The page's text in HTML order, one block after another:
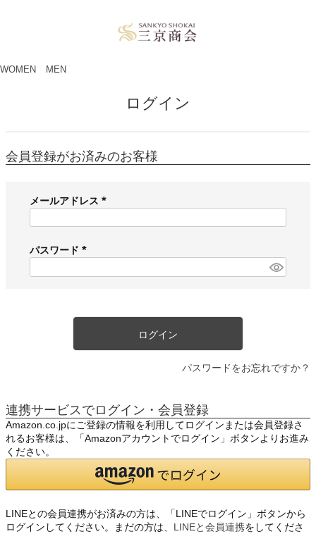
WOMEN MEN
ログイン
会員登録がお済みのお客様
メールアドレス
必
)
パスワード
必
ログイン
パスワードをお忘れですか？
連携サービスでログイン・会員登録
Amazon.co.jpにご登録の情報を利用してログインまたは会員登録さ
れるお客様は、「Amazonアカウントでログイン」ボタンよりお進み
ください。
LINEとの会員連携がお済みの方は、「LINEでログイン」ボタンから
ログインしてください。まだの方は、 LINEと会員連携をしてくださ